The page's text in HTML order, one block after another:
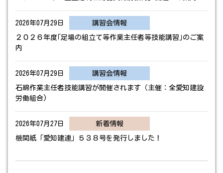
2026年07月29日 講習会情報
２０２６年度｢足場の組立て等作業主任者等技能講習｣のご案
内
2026年07月29日 講習会情報
石綿作業主任者技能講習が開催されます（主催：全愛知建設
労働組合)
2026年07月27日 新着情報
機関紙「愛知建連」５３８号を発行しました！